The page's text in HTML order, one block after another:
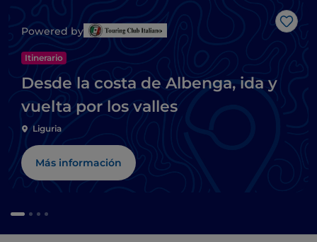
Me
Powered by
Itinerario
Desde la costa de Albenga, ida y
vuelta por los valles
Liguria
Más información